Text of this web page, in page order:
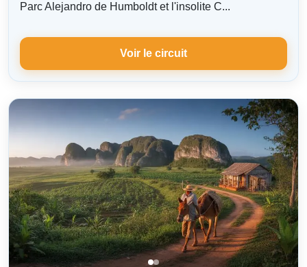
Parc Alejandro de Humboldt et l'insolite C...
Voir le circuit